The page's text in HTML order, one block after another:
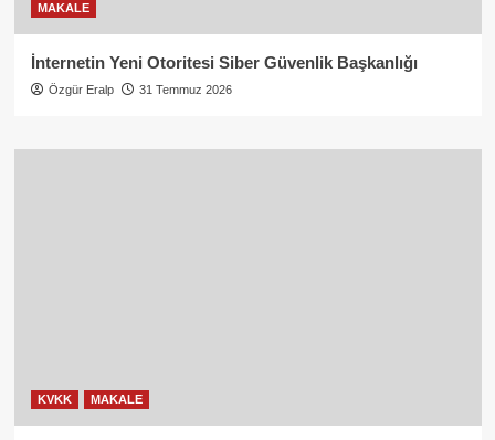
MAKALE
İnternetin Yeni Otoritesi Siber Güvenlik Başkanlığı
Özgür Eralp 31 Temmuz 2026
KVKK MAKALE